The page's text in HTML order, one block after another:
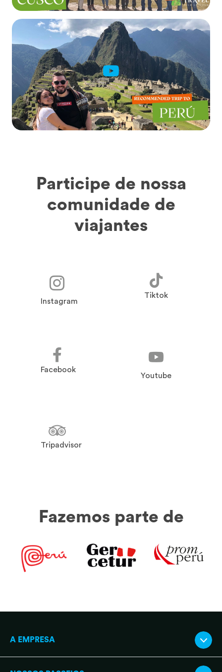
Participe de nossa
comunidade de
viajantes
Instagram
Tiktok
Facebook
Youtube
Tripadvisor
Fazemos parte de
A EMPRESA